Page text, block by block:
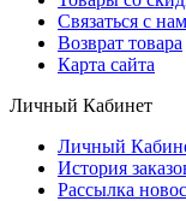
Связаться с
Возврат товара
Карта сайта
Личный Кабинет
Личный
История
Рассылка